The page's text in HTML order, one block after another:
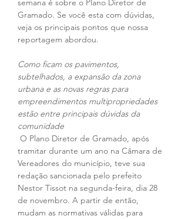
semana é sobre o Plano Diretor de
Gramado. Se você esta com dúvidas,
veja os principais pontos que nossa
reportagem abordou.
Como ficam os pavimentos,
subtelhados, a expansão da zona
urbana e as novas regras para
empreendimentos multipropriedades
estão entre principais dúvidas da
comunidade
tramitar durante um ano na Câmara de
Vereadores do município, teve sua
redação sancionada pelo prefeito
Nestor Tissot na segunda-feira, dia 28
de novembro. A partir de então,
mudam as normativas válidas para